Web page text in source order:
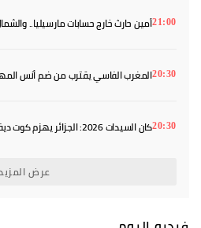
21:00أمين حارث خارج حسابات مارسيليا..
20:30المغرب الفاسي يقترب من ضم أنس
20:30
كان السيدات 2026: الجزائر
عرض